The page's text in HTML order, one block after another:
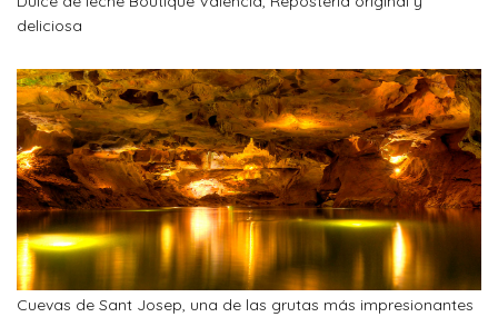
deliciosa
Cuevas de Sant Josep, una de las grutas más impresionantes